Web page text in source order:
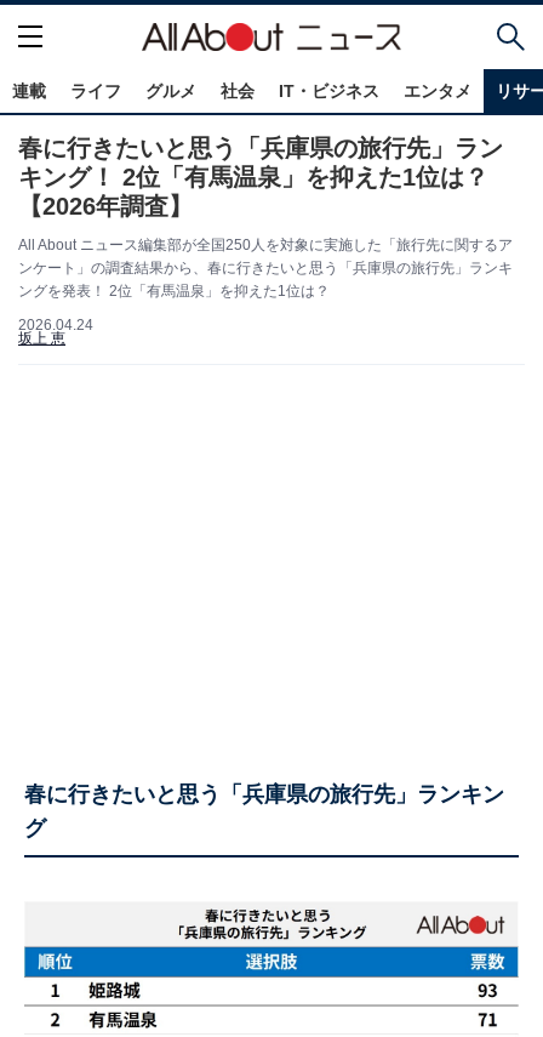
連載 ライフ グルメ 社会 IT・ビジネス エンタメ リサ
春に行きたいと思う「兵庫県の旅行先」ラン
キング！ 2位「有馬温泉」を抑えた1位は？
【2026年調査】
All About ニュース編集部が全国250人を対象に実施した「旅行先に関するア
ンケート」の調査結果から、春に行きたいと思う「兵庫県の旅行先」ランキ
ングを発表！ 2位「有馬温泉」を抑えた1位は？
2026.04.24
坂上 恵
春に行きたいと思う「兵庫県の旅行先」ランキン
グ